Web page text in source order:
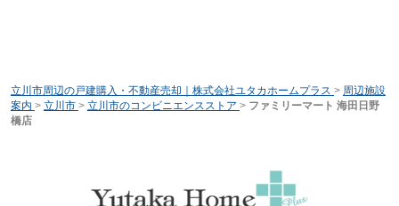
立川市周辺の戸建購入・不動産売却｜株式会社ユタカホームプラス > 周辺施設
案内 > 立川市 > 立川市のコンビニエンスストア > ファミリーマート 海田日野
橋店